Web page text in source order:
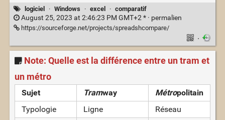
logiciel · Windows · excel · comparatif
August 25, 2023 at 2:46:23 PM GMT+2 * · permalien
https://sourceforge.net/projects/spreadshcompare/
·
Note: Quelle est la différence entre un tram et
un métro
Sujet Tramway Métropolitain
Typologie
Ligne
Réseau